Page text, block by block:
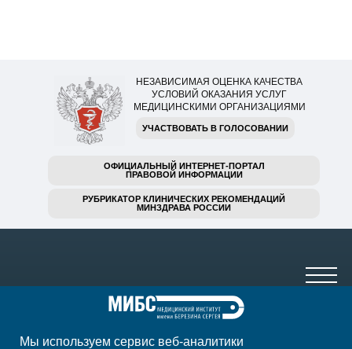
НЕЗАВИСИМАЯ ОЦЕНКА КАЧЕСТВА
УСЛОВИЙ ОКАЗАНИЯ УСЛУГ
МЕДИЦИНСКИМИ ОРГАНИЗАЦИЯМИ
УЧАСТВОВАТЬ В ГОЛОСОВАНИИ
ОФИЦИАЛЬНЫЙ ИНТЕРНЕТ-ПОРТАЛ
ПРАВОВОЙ ИНФОРМАЦИИ
РУБРИКАТОР КЛИНИЧЕСКИХ РЕКОМЕНДАЦИЙ
МИНЗДРАВА РОССИИ
Мы используем сервис веб-аналитики